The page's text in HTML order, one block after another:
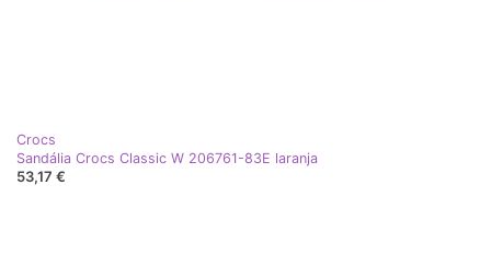
Crocs
Sandália Crocs Classic W 206761-83E laranja
53,17 €